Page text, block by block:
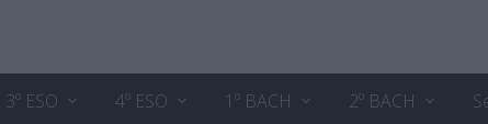
3º ESO 4º ESO 1º BACH 2º BACH